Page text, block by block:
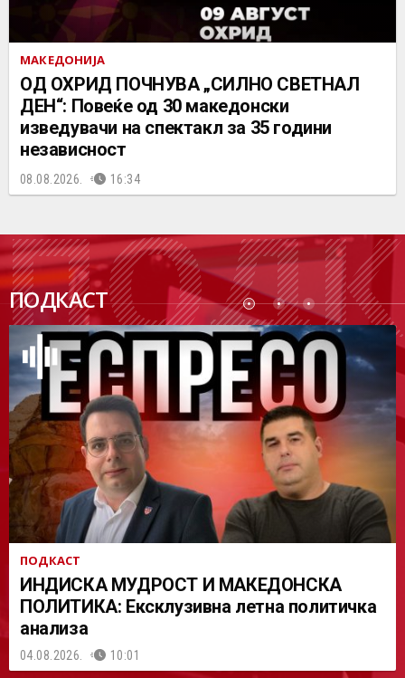
МАКЕДОНИЈА
ОД ОХРИД ПОЧНУВА „СИЛНО СВЕТНАЛ
ДЕН“: Повеќе од 30 македонски
изведувачи на спектакл за 35 години
независност
08.08.2026. 16:34
ПОДКАСТ
ПОДК
АСТ
ПОДКАСТ
ИНДИСКА МУДРОСТ И МАКЕДОНСКА
ПОЛИТИКА: Ексклузивна летна политичка
анализа
04.08.2026. 10:01